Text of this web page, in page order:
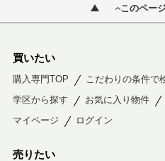
このペー
買いたい
購入専門TOP こだわりの条件で
学区から探す
お気に入り物件
マイページ
ログイン
売りたい